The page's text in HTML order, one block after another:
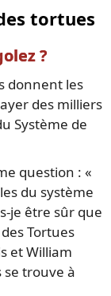
tortues
?
donnent les
des milliers
Système de
question : «
du système
je être sûr que
Tortues
et William
se trouve à